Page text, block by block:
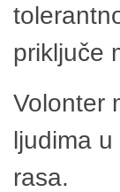
priključe
Volonter
ljudima
rasa.